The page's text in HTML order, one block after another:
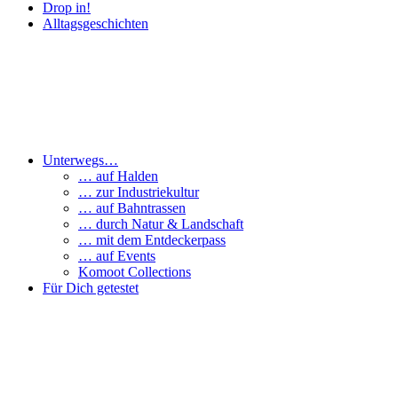
Drop in!
Alltagsgeschichten
Unterwegs…
… auf Halden
… zur Industriekultur
… auf Bahntrassen
… durch Natur & Landschaft
… mit dem Entdeckerpass
… auf Events
Komoot Collections
Für Dich getestet